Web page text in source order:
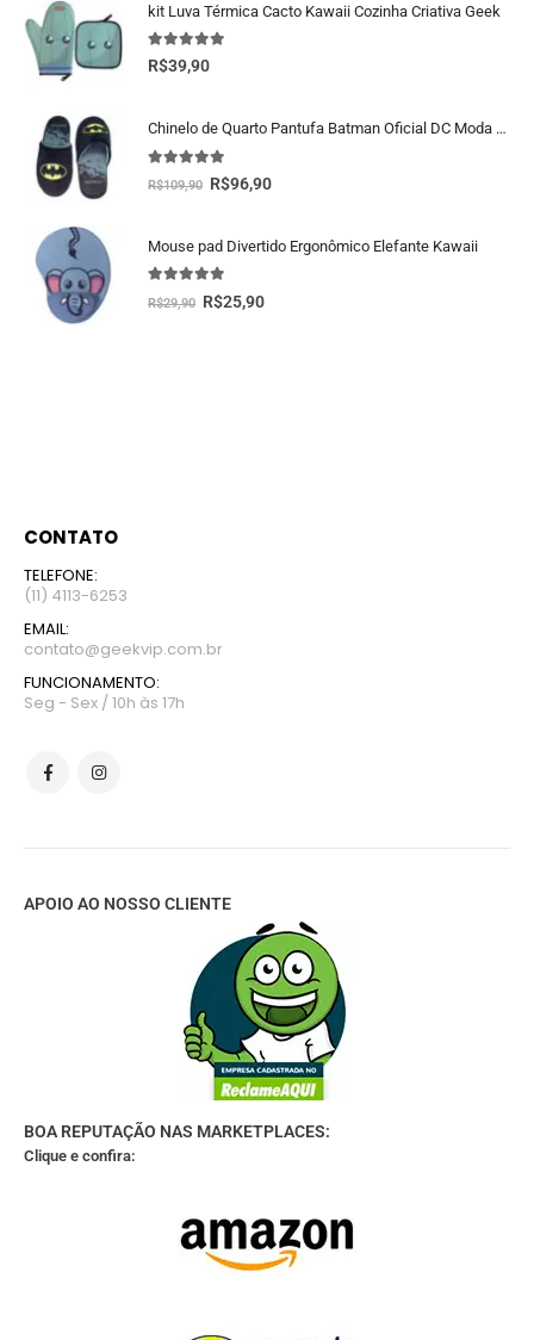
kit Luva Térmica Cacto Kawaii Cozinha Criativa Geek
5.00fora de 5
R$39,90
Chinelo de Quarto Pantufa Batman Oficial DC Moda Geek
fora de 5
R$109,90 R$96,90
Mouse pad Divertido Ergonômico Elefante Kawaii
fora de 5
R$29,90 R$25,90
CONTATO
TELEFONE:
(11) 4113-6253
EMAIL:
contato@geekvip.com.br
FUNCIONAMENTO:
Seg - Sex / 10h às 17h
APOIO AO NOSSO CLIENTE
BOA REPUTAÇÃO NAS MARKETPLACES:
Clique e confira: